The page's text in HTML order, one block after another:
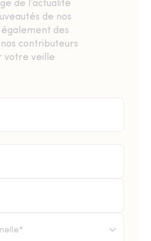
de l’actualité
de nos
des
contributeurs
votre veille